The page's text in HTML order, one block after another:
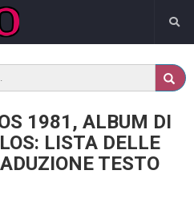
1981, ALBUM DI
LISTA DELLE
TESTO